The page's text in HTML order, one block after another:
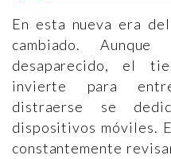
En esta nueva era
cambiado.
desaparecido, el
invierte para
distraerse se
dispositivos móviles.
constantemente